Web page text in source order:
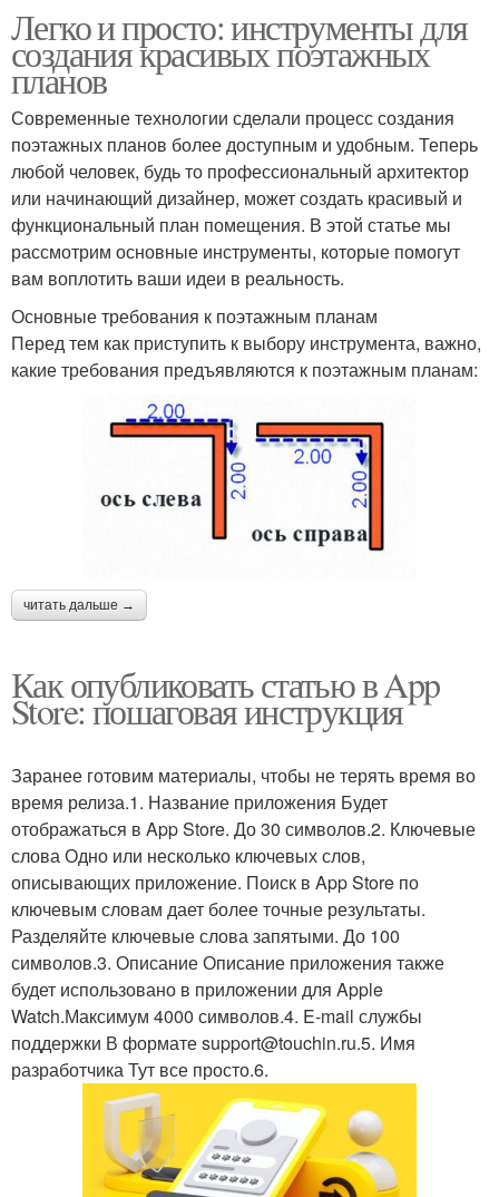
Легко и просто: инструменты для
создания красивых поэтажных
планов
Современные технологии сделали процесс создания
поэтажных планов более доступным и удобным. Теперь
любой человек, будь то профессиональный архитектор
или начинающий дизайнер, может создать красивый и
функциональный план помещения. В этой статье мы
рассмотрим основные инструменты, которые помогут
вам воплотить ваши идеи в реальность.
Основные требования к поэтажным планам
Перед тем как приступить к выбору инструмента, важно,
какие требования предъявляются к поэтажным планам:
читать дальше →
Как опубликовать статью в App
Store: пошаговая инструкция
Заранее готовим материалы, чтобы не терять время во
время релиза.1. Название приложения Будет
отображаться в App Store. До 30 символов.2. Ключевые
слова Одно или несколько ключевых слов,
описывающих приложение. Поиск в App Store по
ключевым словам дает более точные результаты.
Разделяйте ключевые слова запятыми. До 100
символов.3. Описание Описание приложения также
будет использовано в приложении для Apple
Watch.Максимум 4000 символов.4. E-mail службы
поддержки В формате support@touchin.ru.5. Имя
разработчика Тут все просто.6.